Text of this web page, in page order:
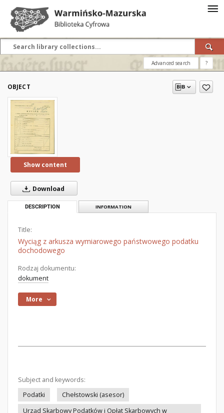
Advanced search ?
OBJECT
Show content
Download
DESCRIPTION INFORMATION
Title:
Wyciąg z arkusza wymiarowego państwowego podatku
dochodowego
Rodzaj dokumentu:
dokument
More
Subject and keywords:
Podatki
Chełstowski (asesor)
Urząd Skarbowy Podatków i Opłat Skarbowych w